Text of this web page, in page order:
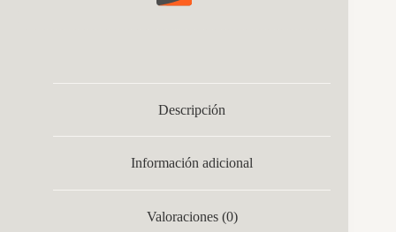
Descripción
Información adicional
Valoraciones (0)